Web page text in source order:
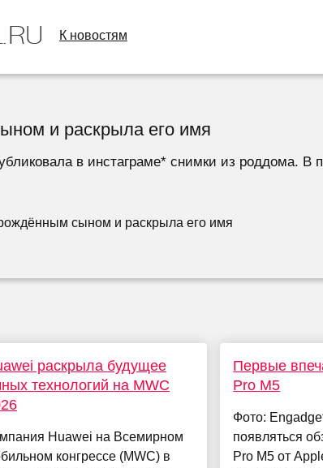
К новостям
и раскрыла его имя
в инстаграме* снимки из роддома. В
раскрыла будущее
технологий на MWC
Huawei на Всемирном
конгрессе (MWC) в
Первые
Pro M5
Фото:
появляться
Pro M5 от